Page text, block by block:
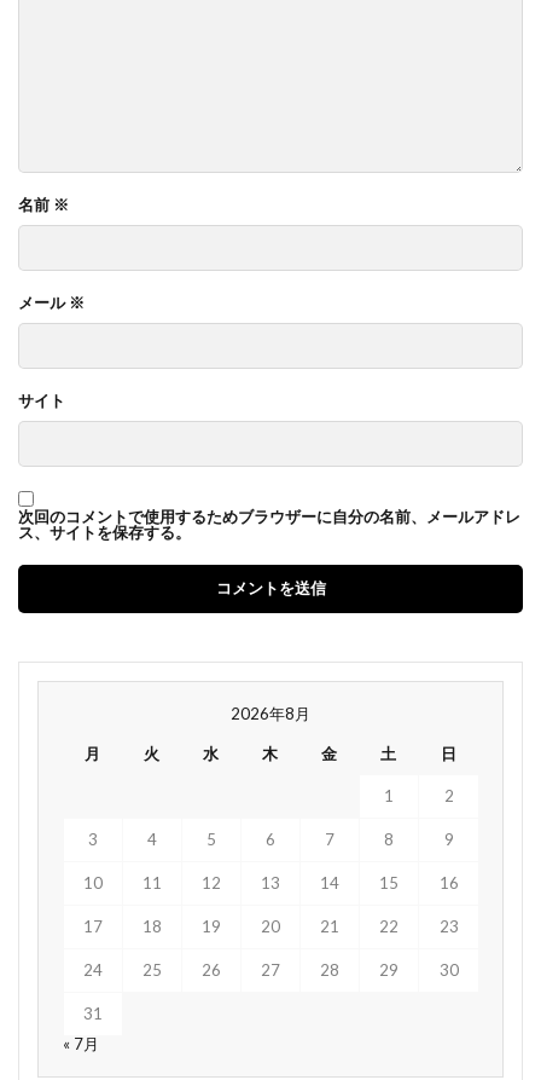
名前 ※
メール ※
サイト
次回のコメントで使用するためブラウザーに自分の名前、メールアドレ
ス、サイトを保存する。
2026年8月
月 火 水 木 金 土 日
1 2
3 4 5 6 7 8 9
10 11 12 13 14 15 16
17 18 19 20 21 22 23
24 25 26 27 28 29 30
31
« 7月